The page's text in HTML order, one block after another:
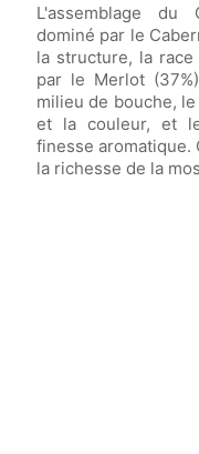
L'assemblage du
dominé par le
la structure, la
par le Merlot
milieu de bouche,
et la couleur, et
finesse aromatique.
la richesse de la